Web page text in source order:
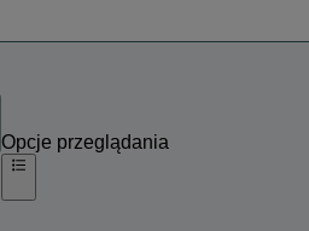
Opcje przeglądania